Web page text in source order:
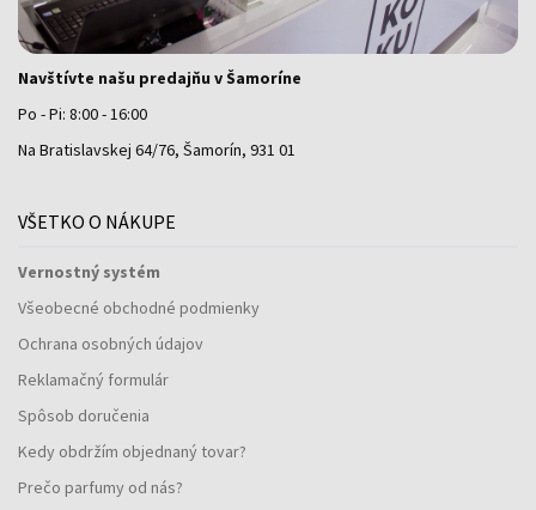
Navštívte našu predajňu v Šamoríne
Po - Pi: 8:00 - 16:00
Na Bratislavskej 64/76, Šamorín, 931 01
VŠETKO O NÁKUPE
Vernostný systém
Všeobecné obchodné podmienky
Ochrana osobných údajov
Reklamačný formulár
Spôsob doručenia
Kedy obdržím objednaný tovar?
Prečo parfumy od nás?